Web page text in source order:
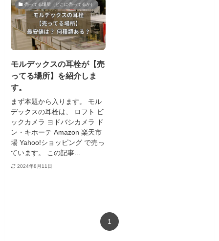
売ってる場所（どこに売ってるか）
モルデックスの耳栓が【売
ってる場所】を紹介しま
す。
まず本題から入ります。 モル
デックスの耳栓は、 ロフト ビ
ックカメラ ヨドバシカメラ ド
ン・キホーテ Amazon 楽天市
場 Yahoo!ショッピング で売っ
ています。 この記事...
2024年8月11日
1